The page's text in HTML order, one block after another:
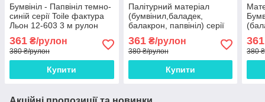
Бумвініл - Папвініл темно-
синій серії Toile фактура
Льон 12-603 3 м рулон
361 ₴/рулон
380 ₴/рулон
Купити
Палітурний матеріал
(бумвінил,баладек,
балакрон, папвініл) серії
15 - 602 Европа 3 м рулон
361₴/рулон
380 ₴/рулон
Купити
361
380